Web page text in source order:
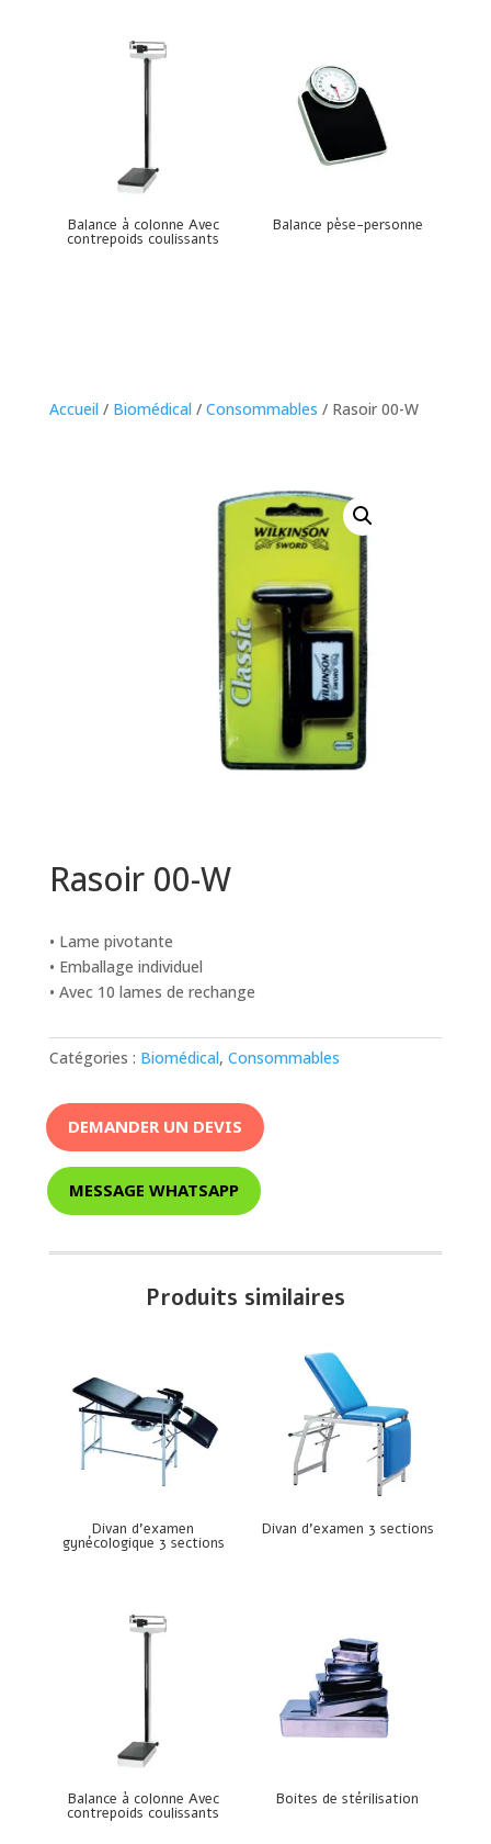
Balance à colonne Avec
contrepoids coulissants
Balance pèse-personne
Accueil / Biomédical / Consommables / Rasoir 00-W
Rasoir 00-W
• Lame pivotante
• Emballage individuel
• Avec 10 lames de rechange
Catégories : Biomédical, Consommables
DEMANDER UN DEVIS
MESSAGE WHATSAPP
Produits similaires
Divan d’examen
gynécologique 3 sections
Divan d’examen 3 sections
Balance à colonne Avec
contrepoids coulissants
Boites de stérilisation